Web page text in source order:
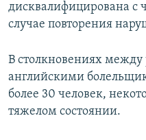
дисквалифицирована с
случае повторения
В столкновениях
английскими
более 30 человек,
тяжелом состоянии.